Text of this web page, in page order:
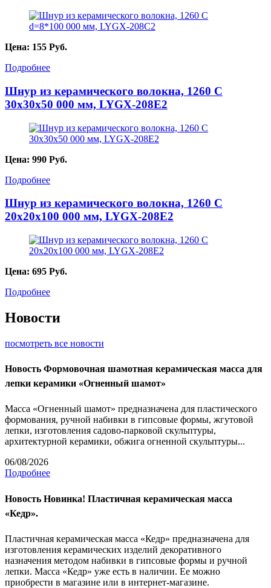
Цена: 155 Руб.
Подробнее
Шнур из керамического волокна, 1260 С
30х30х50 000 мм, LYGX-208E2
Цена: 990 Руб.
Подробнее
Шнур из керамического волокна, 1260 С
20х20х100 000 мм, LYGX-208E2
Цена: 695 Руб.
Подробнее
Новости
посмотреть все новости
Новость Формовочная шамотная керамическая масса для
лепки керамики «Огненный шамот»
Масса «Огненный шамот» предназначена для пластического
формования, ручной набивки в гипсовые формы, жгутовой
лепки, изготовления садово-парковой скульптуры,
архитектурной керамики, обжига огненной скульптуры...
06/08/2026
Подробнее
Новость Новинка! Пластичная керамическая масса
«Кедр».
Пластичная керамическая масса «Кедр» предназначена для
изготовления керамических изделий декоративного
назначения методом набивки в гипсовые формы и ручной
лепки. Масса «Кедр» уже есть в наличии. Ее можно
приобрести в магазине или в интернет-магазине.